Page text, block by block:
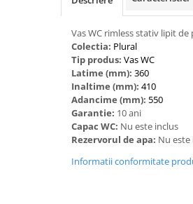
Vas WC rimless stativ lipit
Colectia: Plural
Tip produs: Vas WC
Latime (mm): 360
Inaltime (mm): 410
Adancime (mm): 550
Garantie: 10 ani
Capac WC: Nu este inclus
Rezervorul de apa: Nu este
Informatii conformitate